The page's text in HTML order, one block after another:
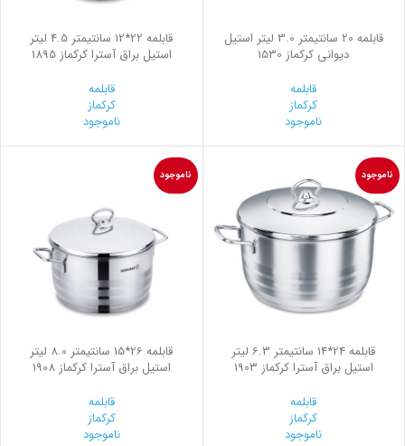
قابلمه 20 سانتیمتر 3.0 لیتر استیل
ديواني کرکماز 1530
قابلمه
کرکماز
ناموجود
قابلمه 22*12 سانتیمتر 4.5 لیتر
استیل براق آسترا کرکماز 1895
قابلمه
کرکماز
ناموجود
ناموجود
قابلمه 24*14 سانتیمتر 6.3 لیتر
استیل براق آسترا کرکماز 1903
قابلمه
کرکماز
ناموجود
ناموجود
قابلمه 26*15 سانتیمتر 8.0 لیتر
استیل براق آسترا کرکماز 1908
قابلمه
کرکماز
ناموجود